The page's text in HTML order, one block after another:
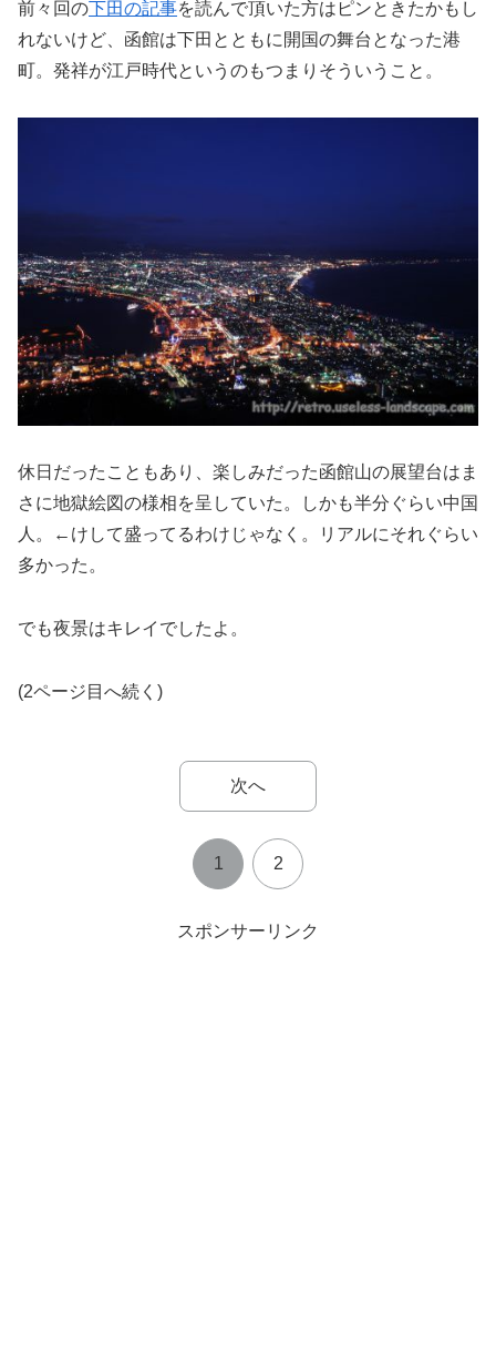
前々回の下田の記事を読んで頂いた方はピンときたかもし
れないけど、函館は下田とともに開国の舞台となった港
町。発祥が江戸時代というのもつまりそういうこと。
休日だったこともあり、楽しみだった函館山の展望台はま
さに地獄絵図の様相を呈していた。しかも半分ぐらい中国
人。←けして盛ってるわけじゃなく。リアルにそれぐらい
多かった。
でも夜景はキレイでしたよ。
(2ページ目へ続く)
次へ
1 2
スポンサーリンク